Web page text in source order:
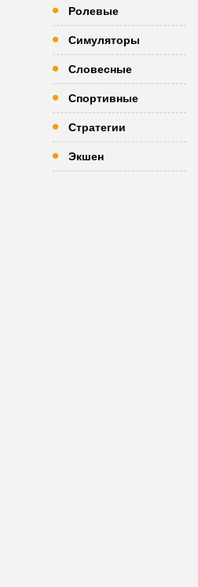
Ролевые
Симуляторы
Словесные
Спортивные
Стратегии
Экшен